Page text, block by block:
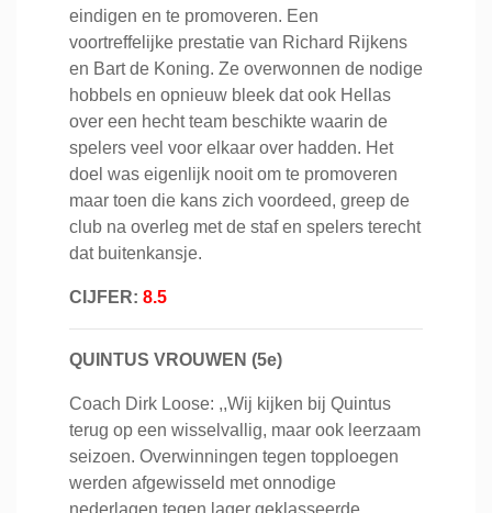
eindigen en te promoveren. Een
voortreffelijke prestatie van Richard Rijkens
en Bart de Koning. Ze overwonnen de nodige
hobbels en opnieuw bleek dat ook Hellas
over een hecht team beschikte waarin de
spelers veel voor elkaar over hadden. Het
doel was eigenlijk nooit om te promoveren
maar toen die kans zich voordeed, greep de
club na overleg met de staf en spelers terecht
dat buitenkansje.
CIJFER: 8.5
QUINTUS VROUWEN (5e)
Coach Dirk Loose: ,,Wij kijken bij Quintus
terug op een wisselvallig, maar ook leerzaam
seizoen. Overwinningen tegen topploegen
werden afgewisseld met onnodige
nederlagen tegen lager geklasseerde